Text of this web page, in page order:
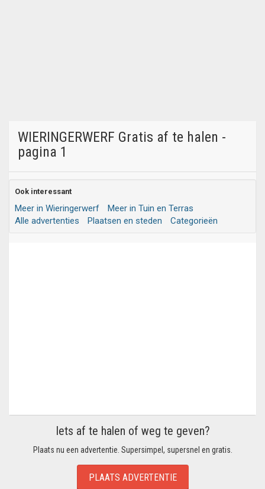
WIERINGERWERF Gratis af te halen -
pagina 1
Ook interessant
Meer in Wieringerwerf
Meer in Tuin en Terras
Alle advertenties
Plaatsen en steden Categorieën
Iets af te halen of weg te geven?
Plaats nu een advertentie. Supersimpel, supersnel en gratis.
PLAATS ADVERTENTIE